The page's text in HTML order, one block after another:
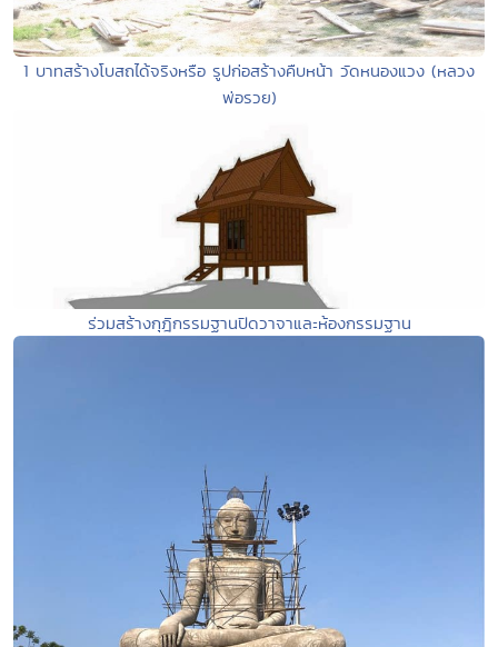
1 บาทสร้างโบสถได้จริงหรือ รูปก่อสร้างคืบหน้า วัดหนองแวง (หลวง
พ่อรวย)
ร่วมสร้างกุฎิกรรมฐานปิดวาจาและห้องกรรมฐาน